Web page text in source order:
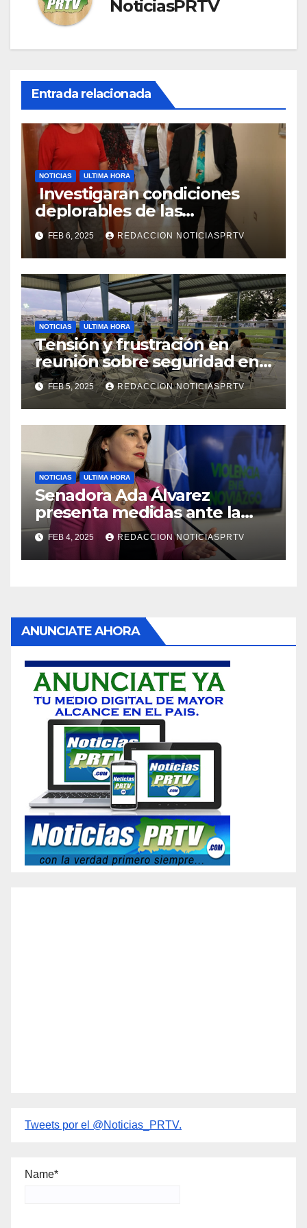
NoticiasPRTV
Entrada relacionada
NOTICIAS ULTIMA HORA
Investigaran condiciones
deplorables de las
facilidades el Departamento
de la Salud en Mayagüez
FEB 6, 2025 REDACCION NOTICIASPRTV
NOTICIAS ULTIMA HORA
Tensión y frustración en
reunión sobre seguridad en
Reparto Metropolitano
FEB 5, 2025 REDACCION NOTICIASPRTV
NOTICIAS ULTIMA HORA
Senadora Ada Álvarez
presenta medidas ante la
violencia en el noviazgo
FEB 4, 2025 REDACCION NOTICIASPRTV
ANUNCIATE AHORA
Tweets por el @Noticias_PRTV.
Name*